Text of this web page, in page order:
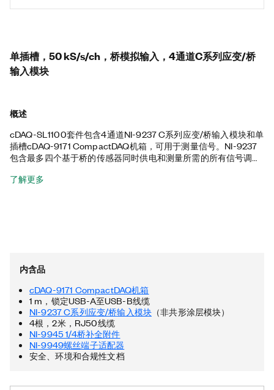
单插槽，50 kS/s/ch，桥模拟输入，4通道C系列应变/桥
输入模块
概述
cDAQ-SL1100套件包含4通道NI-9237 C系列应变/桥输入模块和单
插槽cDAQ-9171 CompactDAQ机箱，可用于测量信号。NI-9237
包含最多四个基于桥的传感器同时供电和测量所需的所有信号调理
Vrms瞬态隔离，可提供高共模噪声抑制和提高安全性。该套件还
了解更多
内含品
cDAQ-9171 CompactDAQ机箱
1 m，锁定USB-A至USB-B线缆
NI-9237 C系列应变/桥输入模块 （非共形涂层模块）
4根，2米，RJ50线缆
NI-9945 1/4桥补全附件
NI-9949螺丝端子适配器
安全、环境和合规性文档